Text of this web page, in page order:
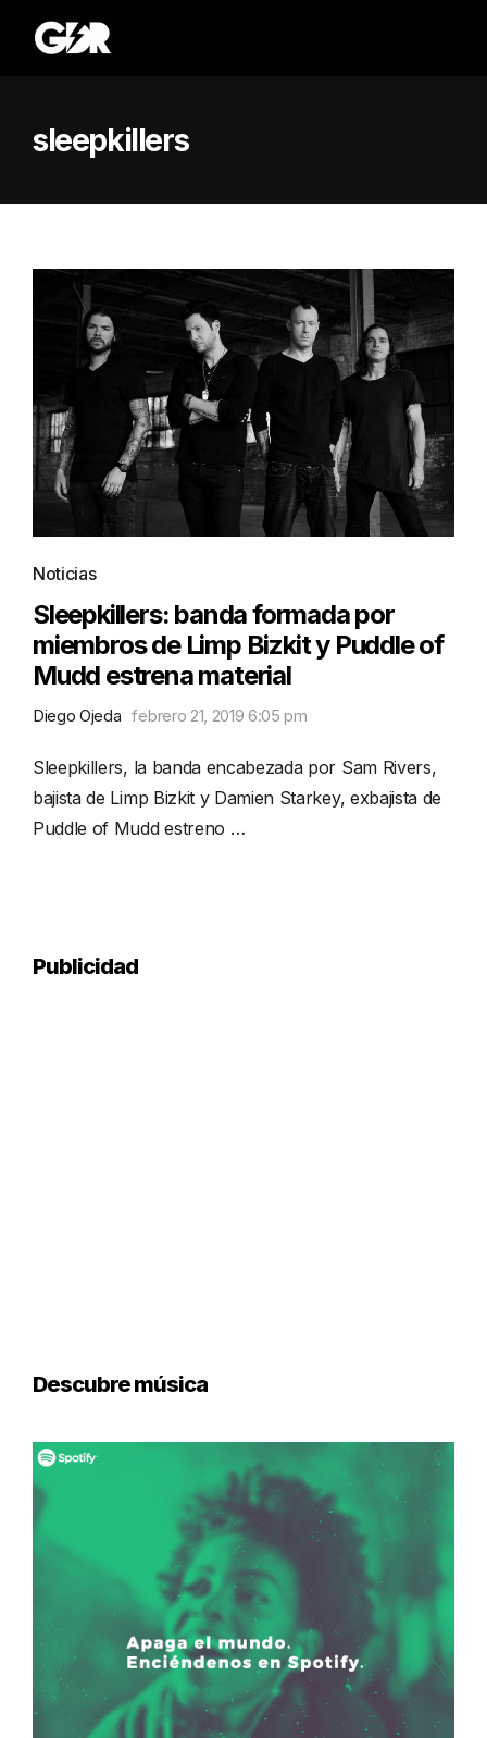
sleepkillers
Noticias
Sleepkillers: banda formada por
miembros de Limp Bizkit y Puddle of
Mudd estrena material
Diego Ojeda febrero 21, 2019 6:05 pm
Sleepkillers, la banda encabezada por Sam Rivers,
bajista de Limp Bizkit y Damien Starkey, exbajista de
Puddle of Mudd estreno …
Publicidad
Descubre música